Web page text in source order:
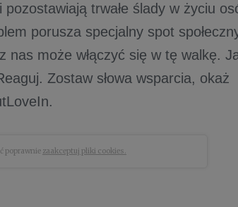
trwałe ślady w życiu
porusza specjalny spot
nas może włączyć się w tę walkę.
Zostaw słowa wsparcia, okaż
poprawnie zaakceptuj pliki cookies.